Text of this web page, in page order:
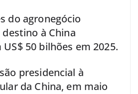
do agronegócio
à China
50 bilhões em 2025.
presidencial à
da China, em maio